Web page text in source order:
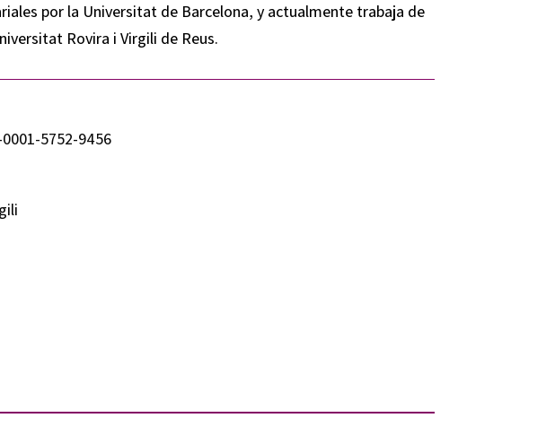
por la Universitat de Barcelona, y actualmente trabaja de
Rovira i Virgili de Reus.
5752-9456